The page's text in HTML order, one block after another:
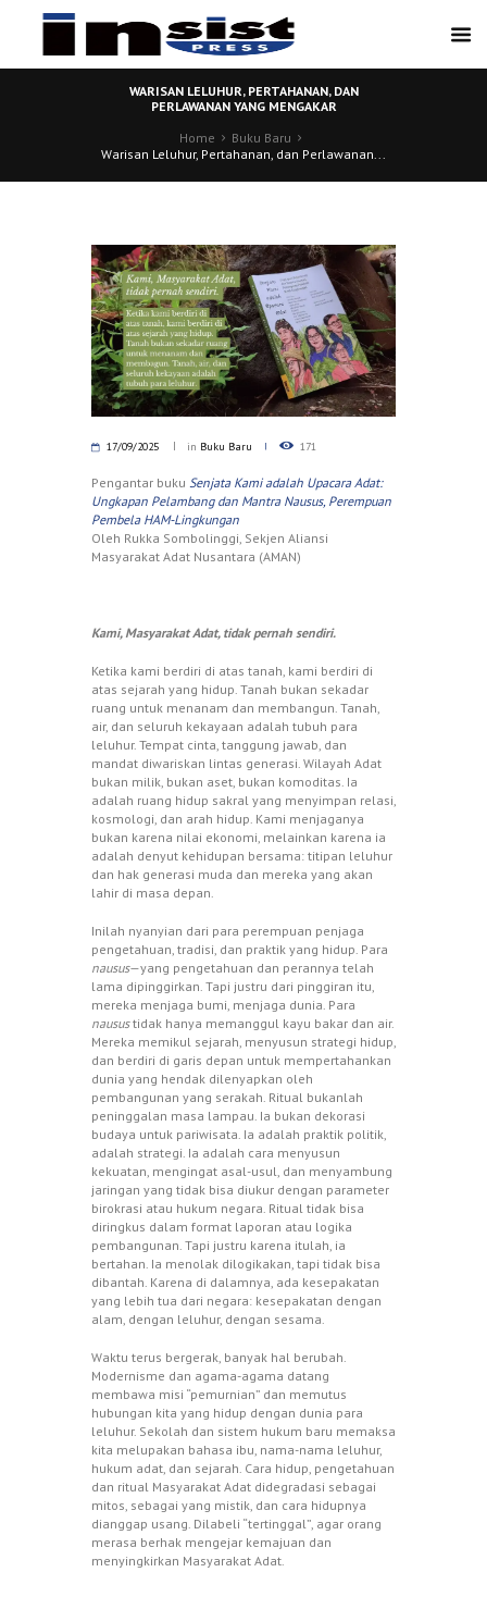
WARISAN LELUHUR, PERTAHANAN, DAN
PERLAWANAN YANG MENGAKAR
Home
Buku Baru
Warisan Leluhur, Pertahanan, dan Perlawanan...
17/09/2025 in Buku Baru 171
Pengantar buku Senjata Kami adalah Upacara Adat:
Ungkapan Pelambang dan Mantra Nausus, Perempuan
Pembela HAM-Lingkungan
Oleh Rukka Sombolinggi, Sekjen Aliansi
Masyarakat Adat Nusantara (AMAN)
Kami, Masyarakat Adat, tidak pernah sendiri.
Ketika kami berdiri di atas tanah, kami berdiri di
atas sejarah yang hidup. Tanah bukan sekadar
ruang untuk menanam dan membangun. Tanah,
air, dan seluruh kekayaan adalah tubuh para
leluhur. Tempat cinta, tanggung jawab, dan
mandat diwariskan lintas generasi. Wilayah Adat
bukan milik, bukan aset, bukan komoditas. Ia
adalah ruang hidup sakral yang menyimpan relasi,
kosmologi, dan arah hidup. Kami menjaganya
bukan karena nilai ekonomi, melainkan karena ia
adalah denyut kehidupan bersama: titipan leluhur
dan hak generasi muda dan mereka yang akan
lahir di masa depan.
Inilah nyanyian dari para perempuan penjaga
pengetahuan, tradisi, dan praktik yang hidup. Para
nausus—yang pengetahuan dan perannya telah
lama dipinggirkan. Tapi justru dari pinggiran itu,
mereka menjaga bumi, menjaga dunia. Para
nausustidak hanya memanggul kayu bakar dan air.
Mereka memikul sejarah, menyusun strategi hidup,
dan berdiri di garis depan untuk mempertahankan
dunia yang hendak dilenyapkan oleh
pembangunan yang serakah. Ritual bukanlah
peninggalan masa lampau. Ia bukan dekorasi
budaya untuk pariwisata. Ia adalah praktik politik,
adalah strategi. Ia adalah cara menyusun
kekuatan, mengingat asal-usul, dan menyambung
jaringan yang tidak bisa diukur dengan parameter
birokrasi atau hukum negara. Ritual tidak bisa
diringkus dalam format laporan atau logika
pembangunan. Tapi justru karena itulah, ia
bertahan. Ia menolak dilogikakan, tapi tidak bisa
dibantah. Karena di dalamnya, ada kesepakatan
yang lebih tua dari negara: kesepakatan dengan
alam, dengan leluhur, dengan sesama.
Waktu terus bergerak, banyak hal berubah.
Modernisme dan agama-agama datang
membawa misi “pemurnian” dan memutus
hubungan kita yang hidup dengan dunia para
leluhur. Sekolah dan sistem hukum baru memaksa
kita melupakan bahasa ibu, nama-nama leluhur,
hukum adat, dan sejarah. Cara hidup, pengetahuan
dan ritual Masyarakat Adat didegradasi sebagai
mitos, sebagai yang mistik, dan cara hidupnya
dianggap usang. Dilabeli “tertinggal”, agar orang
merasa berhak mengejar kemajuan dan
menyingkirkan Masyarakat Adat.